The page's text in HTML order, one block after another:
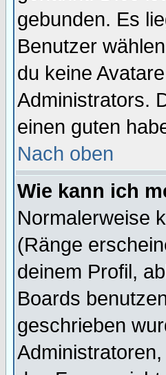
gebunden. Es
Benutzer
du keine
Administrators.
einen guten
Nach oben
Wie kann ich
Normalerweise
(Ränge
deinem Profil,
Boards
geschrieben